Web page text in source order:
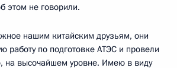
этом не говорили.
нашим китайским друзьям, они
работу по подготовке АТЭС и провели
на высочайшем уровне. Имею в виду